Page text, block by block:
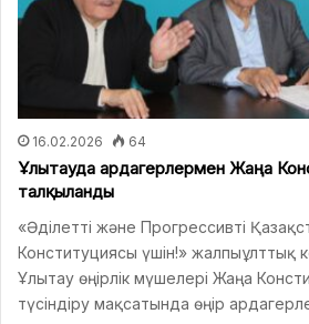
16.02.2026 64
Ұлытауда ардагерлермен Жаңа
талқыланды
«Әділетті және Прогрессивті
Конституциясы үшін!» жалпыұлттық
Ұлытау өңірлік мүшелері Жаңа
түсіндіру мақсатында өңір